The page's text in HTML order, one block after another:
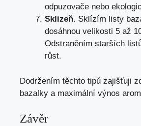
odpuzovače nebo
Sklizeň. Sklízím listy
dosáhnou velikosti 5 až
Odstraněním starších
růst.
Dodržením těchto tipů zajišťuji
bazalky a maximální výnos
Závěr